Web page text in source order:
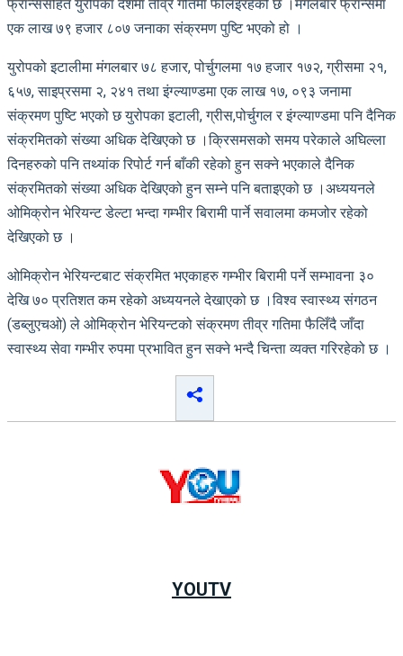
फ्रान्ससहित युरोपका देशमा तीव्र गतिमा फैलिइरहेको छ ।मंगलबार फ्रान्समा
एक लाख ७९ हजार ८०७ जनाका संक्रमण पुष्टि भएको हो ।
युरोपको इटालीमा मंगलबार ७८ हजार, पोर्चुगलमा १७ हजार १७२, ग्रीसमा २१,
६५७, साइप्रसमा २, २४१ तथा इंग्ल्याण्डमा एक लाख १७, ०९३ जनामा
संक्रमण पुष्टि भएको छ युरोपका इटाली, ग्रीस,पोर्चुगल र इंग्ल्याण्डमा पनि दैनिक
संक्रमितको संख्या अधिक देखिएको छ ।क्रिसमसको समय परेकाले अघिल्ला
दिनहरुको पनि तथ्यांक रिपोर्ट गर्न बाँकी रहेको हुन सक्ने भएकाले दैनिक
संक्रमितको संख्या अधिक देखिएको हुन सम्ने पनि बताइएको छ ।अध्ययनले
ओमिक्रोन भेरियन्ट डेल्टा भन्दा गम्भीर बिरामी पार्ने सवालमा कमजोर रहेको
देखिएको छ ।
ओमिक्रोन भेरियन्टबाट संक्रमित भएकाहरु गम्भीर बिरामी पर्ने सम्भावना ३०
देखि ७० प्रतिशत कम रहेको अध्ययनले देखाएको छ ।विश्व स्वास्थ्य संगठन
(डब्लुएचओ) ले ओमिक्रोन भेरियन्टको संक्रमण तीव्र गतिमा फैलिँदै जाँदा
स्वास्थ्य सेवा गम्भीर रुपमा प्रभावित हुन सक्ने भन्दै चिन्ता व्यक्त गरिरहेको छ ।
YOUTV